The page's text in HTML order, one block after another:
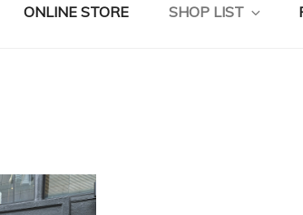
ONLINE STORE SHOP LIST